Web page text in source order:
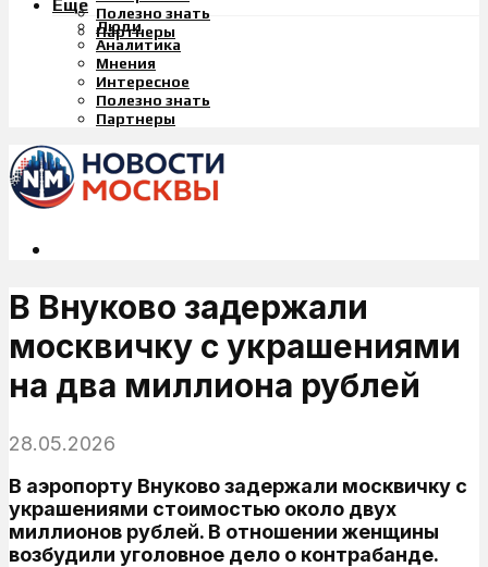
Полезно знать
Партнеры
Еще
Люди
Аналитика
Мнения
Интересное
Полезно знать
Партнеры
В Внуково задержали
москвичку с украшениями
на два миллиона рублей
28.05.2026
В аэропорту Внуково задержали москвичку с
украшениями стоимостью около двух
миллионов рублей. В отношении женщины
возбудили уголовное дело о контрабанде.